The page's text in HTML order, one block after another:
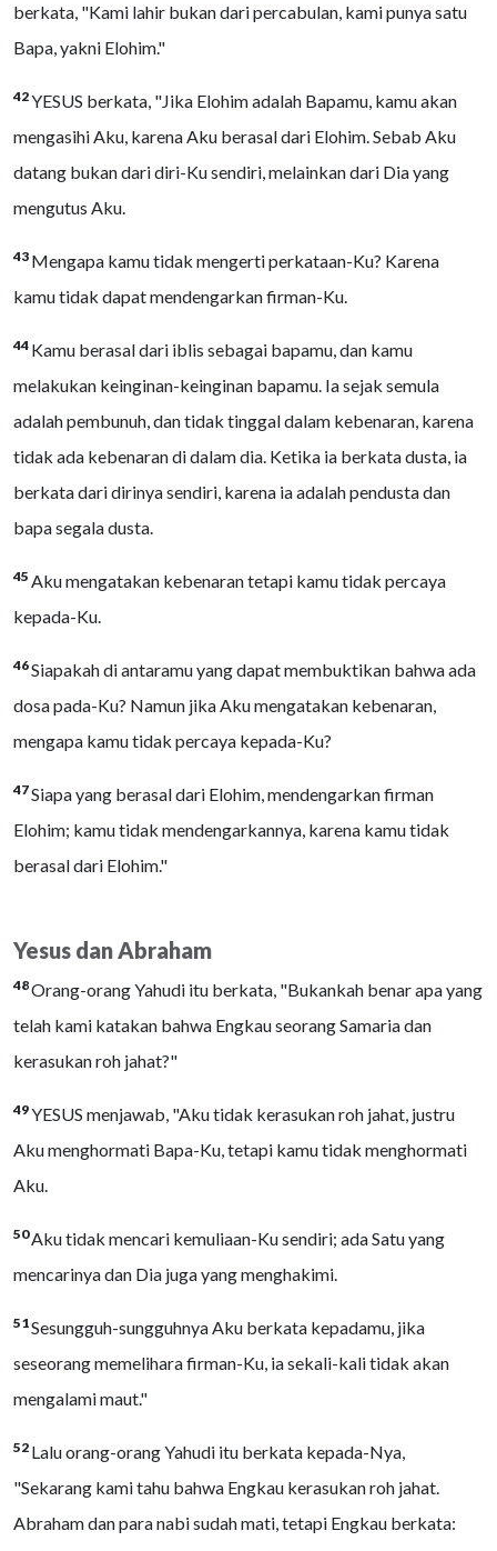
berkata, "Kami lahir bukan dari percabulan, kami punya satu
Bapa, yakni Elohim."
42YESUS berkata, "Jika Elohim adalah Bapamu, kamu akan
mengasihi Aku, karena Aku berasal dari Elohim. Sebab Aku
datang bukan dari diri-Ku sendiri, melainkan dari Dia yang
mengutus Aku.
43 Mengapa kamu tidak mengerti perkataan-Ku? Karena
kamu tidak dapat mendengarkan firman-Ku.
44 Kamu berasal dari iblis sebagai bapamu, dan kamu
melakukan keinginan-keinginan bapamu. Ia sejak semula
adalah pembunuh, dan tidak tinggal dalam kebenaran, karena
tidak ada kebenaran di dalam dia. Ketika ia berkata dusta, ia
berkata dari dirinya sendiri, karena ia adalah pendusta dan
bapa segala dusta.
45 Aku mengatakan kebenaran tetapi kamu tidak percaya
kepada-Ku.
46Siapakah di antaramu yang dapat membuktikan bahwa ada
dosa pada-Ku? Namun jika Aku mengatakan kebenaran,
mengapa kamu tidak percaya kepada-Ku?
47Siapa yang berasal dari Elohim, mendengarkan firman
Elohim; kamu tidak mendengarkannya, karena kamu tidak
berasal dari Elohim."
Yesus dan Abraham
48Orang-orang Yahudi itu berkata, "Bukankah benar apa yang
telah kami katakan bahwa Engkau seorang Samaria dan
kerasukan roh jahat?"
49YESUS menjawab, "Aku tidak kerasukan roh jahat, justru
Aku menghormati Bapa-Ku, tetapi kamu tidak menghormati
Aku.
50Aku tidak mencari kemuliaan-Ku sendiri; ada Satu yang
mencarinya dan Dia juga yang menghakimi.
51Sesungguh-sungguhnya Aku berkata kepadamu, jika
seseorang memelihara firman-Ku, ia sekali-kali tidak akan
mengalami maut."
52 Lalu orang-orang Yahudi itu berkata kepada-Nya,
"Sekarang kami tahu bahwa Engkau kerasukan roh jahat.
Abraham dan para nabi sudah mati, tetapi Engkau berkata: